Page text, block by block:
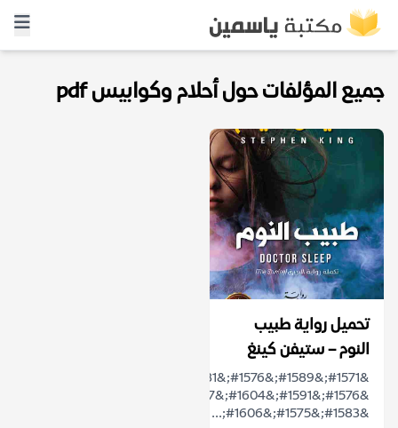
جميع المؤلفات حول أحلام وكوابيس pdf
تحميل رواية طبيب
النوم – ستيفن كينغ
&#1583;&#1575;&#1606;...